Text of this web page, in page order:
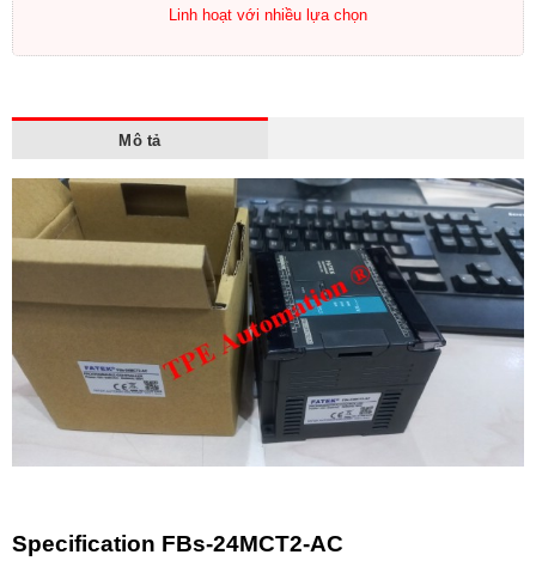
Linh hoạt với nhiều lựa chọn
Mô tả
Specification FBs-24MCT2-AC